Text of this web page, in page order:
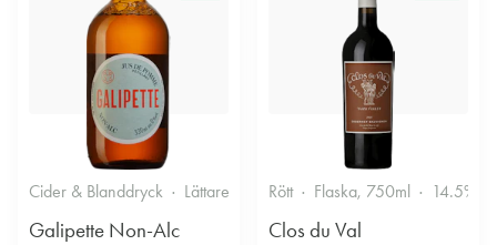
Cider & Blanddryck Lättare glasflaska, 330ml 0.3% Cider
Galipette Non-Alc
Rött Flaska, 750ml 14.5%
Clos du Val